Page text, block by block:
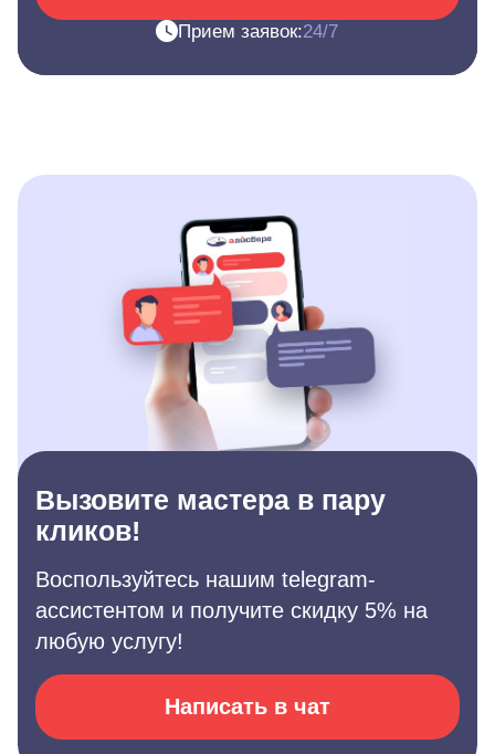
Прием заявок:24/7
Вызовите мастера в пару
кликов!
Воспользуйтесь нашим telegram-
ассистентом и получите скидку 5% на
любую услугу!
Написать в чат